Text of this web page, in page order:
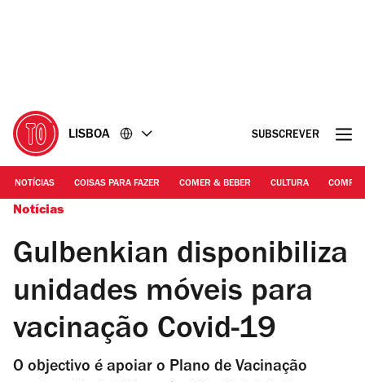
LISBOA SUBSCREVER
NOTÍCIAS COISAS PARA FAZER COMER & BEBER CULTURA
Notícias
Gulbenkian disponibiliza
unidades móveis para
vacinação Covid-19
O objectivo é apoiar o Plano de Vacinação